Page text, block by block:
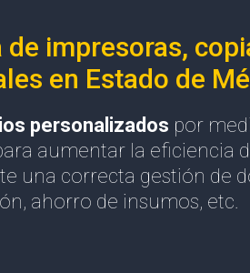
de impresoras,
en Estado de
personalizados por
aumentar la eficiencia
una correcta gestión de
ahorro de insumos, etc.